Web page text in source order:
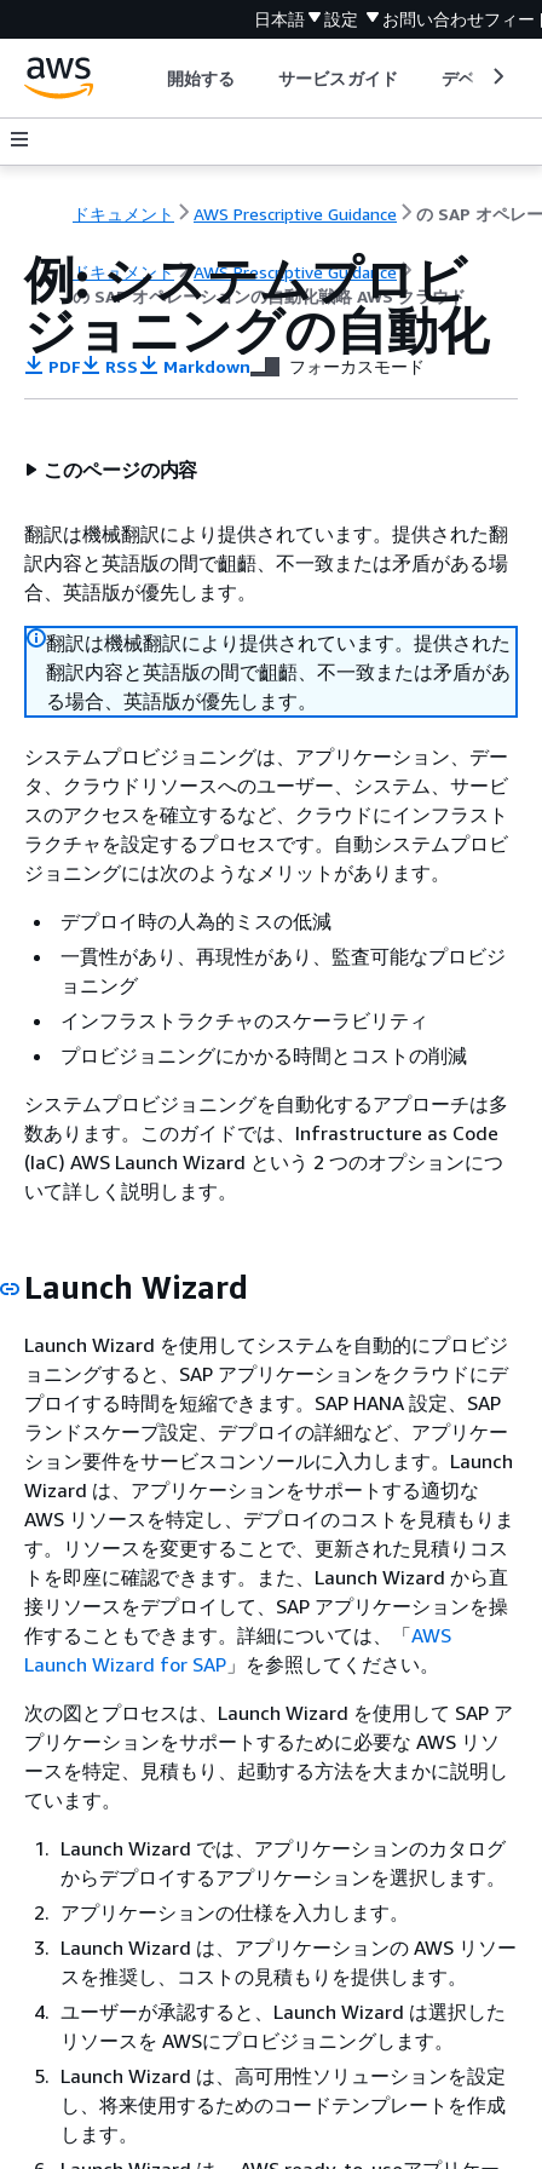
日本語 設定 お問い合わせフィー
開始する サービスガイド デベロッパ
ドキュメント AWS Prescriptive Guidance
ドキュメント
AWS Prescriptive Guidance
の SAP オペレーションの自動化戦略 AWS クラウド
例: システムプロビ
ジョニングの自動化
PDF RSS Markdown フォーカスモード
このページの内容
翻訳は機械翻訳により提供されています。提供された翻
訳内容と英語版の間で齟齬、不一致または矛盾がある場
合、英語版が優先します。
翻訳は機械翻訳により提供されています。提供された
翻訳内容と英語版の間で齟齬、不一致または矛盾があ
る場合、英語版が優先します。
システムプロビジョニングは、アプリケーション、デー
タ、クラウドリソースへのユーザー、システム、サービ
スのアクセスを確立するなど、クラウドにインフラスト
ラクチャを設定するプロセスです。自動システムプロビ
ジョニングには次のようなメリットがあります。
デプロイ時の人為的ミスの低減
一貫性があり、再現性があり、監査可能なプロビジ
ョニング
インフラストラクチャのスケーラビリティ
プロビジョニングにかかる時間とコストの削減
システムプロビジョニングを自動化するアプローチは多
数あります。このガイドでは、Infrastructure as Code
(IaC) AWS Launch Wizard という 2 つのオプションにつ
いて詳しく説明します。
Launch Wizard
Launch Wizard を使用してシステムを自動的にプロビジ
ョニングすると、SAP アプリケーションをクラウドにデ
プロイする時間を短縮できます。SAP HANA 設定、SAP
ランドスケープ設定、デプロイの詳細など、アプリケー
ション要件をサービスコンソールに入力します。Launch
Wizard は、アプリケーションをサポートする適切な
AWS リソースを特定し、デプロイのコストを見積もりま
す。リソースを変更することで、更新された見積りコス
トを即座に確認できます。また、Launch Wizard から直
接リソースをデプロイして、SAP アプリケーションを操
作することもできます。詳細については、「AWS
Launch Wizard for SAP 」を参照してください。
次の図とプロセスは、Launch Wizard を使用して SAP ア
プリケーションをサポートするために必要な AWS リソ
ースを特定、見積もり、起動する方法を大まかに説明し
ています。
Launch Wizard では、アプリケーションのカタログ
からデプロイするアプリケーションを選択します。
アプリケーションの仕様を入力します。
Launch Wizard は、アプリケーションの AWS リソー
スを推奨し、コストの見積もりを提供します。
ユーザーが承認すると、Launch Wizard は選択した
リソースを AWSにプロビジョニングします。
Launch Wizard は、高可用性ソリューションを設定
し、将来使用するためのコードテンプレートを作成
します。